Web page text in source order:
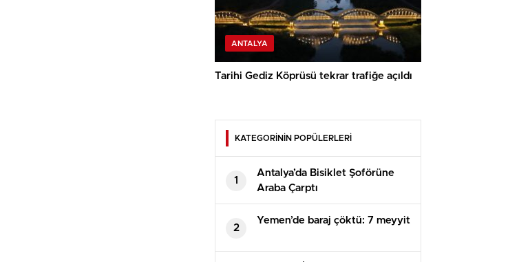
ANTALYA
Tarihi Gediz Köprüsü tekrar trafiğe açıldı
KATEGORİNİN POPÜLERLERİ
1
Antalya’da Bisiklet Şoförüne
Araba Çarptı
2
Yemen’de baraj çöktü: 7 meyyit